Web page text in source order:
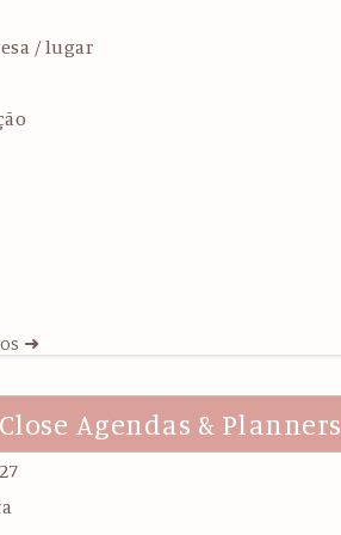
/ lugar
➜
Close Agendas & Planners